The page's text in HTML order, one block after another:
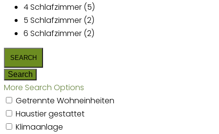
4 Schlafzimmer (5)
5 Schlafzimmer (2)
6 Schlafzimmer (2)
More Search Options
Getrennte Wohneinheiten
Haustier gestattet
Klimaanlage